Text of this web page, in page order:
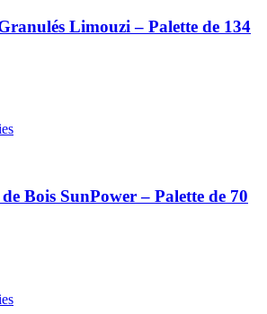
Limouzi – Palette de 134
Bois SunPower – Palette de 70